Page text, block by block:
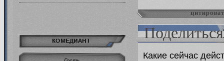
Поделиться
КОМЕДИАНТ
Какие сейчас